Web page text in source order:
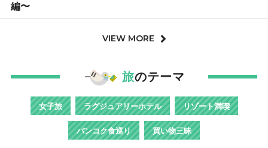
編〜
VIEW MORE
旅のテーマ
女子旅 ラグジュアリーホテル リゾート満喫
バンコク食巡り 買い物三昧